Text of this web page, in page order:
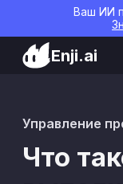
Ваш ИИ
Enji.ai
Управление
Что